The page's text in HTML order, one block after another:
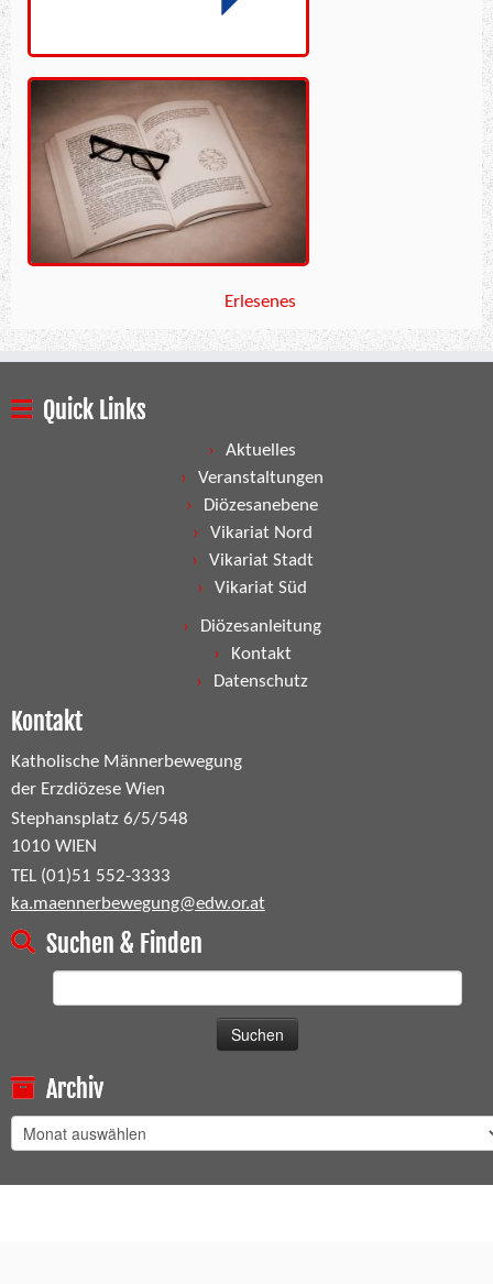
Erlesenes
Quick Links
Aktuelles
Veranstaltungen
Diözesanebene
Vikariat Nord
Vikariat Stadt
Vikariat Süd
Diözesanleitung
Kontakt
Datenschutz
Kontakt
Katholische Männerbewegung
der Erzdiözese Wien
Stephansplatz 6/5/548
1010 WIEN
TEL (01)51 552-3333
ka.maennerbewegung@edw.or.at
Suchen & Finden
Archiv
Archiv